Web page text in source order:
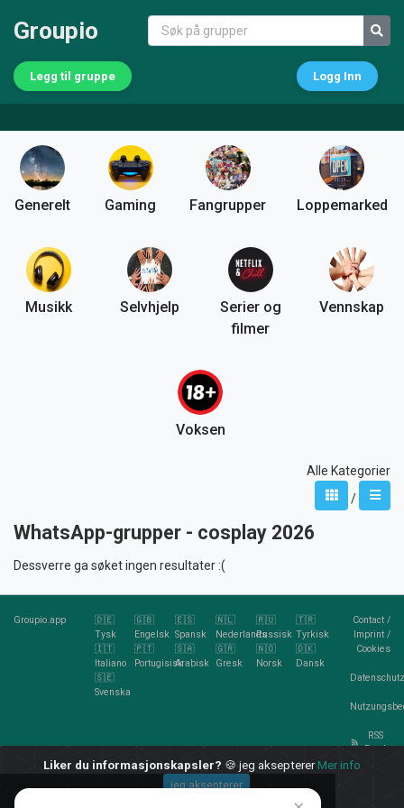
Groupio
Legg til gruppe Logg Inn
Generelt Gaming Fangrupper Loppemarked
Musikk Selvhjelp
Serier og
filmer
Vennskap
Voksen
Alle Kategorier
/
WhatsApp-grupper - cosplay 2026
Dessverre ga søket ingen resultater :(
Groupio.app
🇩🇪
Tysk
🇬🇧
Engelsk
🇪🇸
Spansk
🇳🇱
Nederlands
🇷🇺
Russisk
🇹🇷
Tyrkisk
🇮🇹
Italiano
🇵🇹
Portugisisk
🇸🇦
Arabisk
🇬🇷
Gresk
🇳🇴
Norsk
🇩🇰
Dansk
🇸🇪
Svenska
Contact/
Imprint/
Cookies
RSS
Feed
Liker du informasjonskapsler? 🍪 jeg aksepterer Mer info
jeg aksepterer